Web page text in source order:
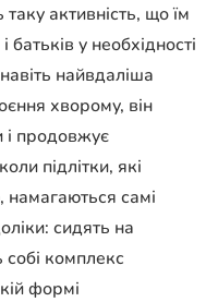
активність, що їм
батьків у необхідності
найвдаліша
хворому, він
і продовжує
підлітки, які
самі
сидять на
собі комплекс
формі